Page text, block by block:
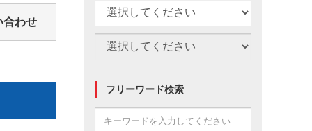
合わせ
フリーワード検索